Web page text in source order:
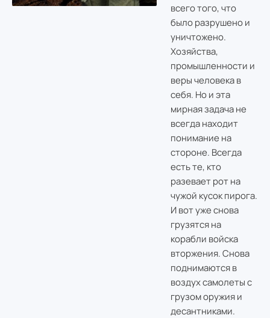
всего того, что
было разрушено и
уничтожено.
Хозяйства,
промышленности и
веры человека в
себя. Но и эта
мирная задача не
всегда находит
понимание на
стороне. Всегда
есть те, кто
разевает рот на
чужой кусок пирога.
И вот уже снова
грузятся на
корабли войска
вторжения. Снова
поднимаются в
воздух самолеты с
грузом оружия и
десантниками.